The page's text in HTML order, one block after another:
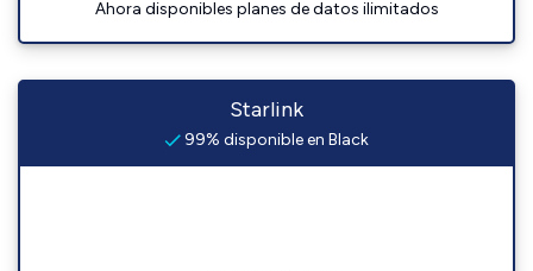
Ahora disponibles planes de datos ilimitados
Starlink
99% disponible en Black